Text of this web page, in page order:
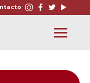
Toggle
navigation